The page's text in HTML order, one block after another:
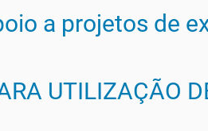
a projetos de
UTILIZAÇÃO